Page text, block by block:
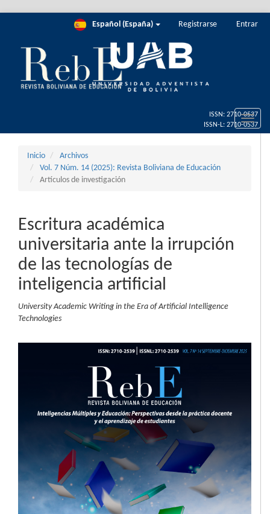
página
Barra
lateral
Español (España) Registrarse Entrar
Toggle
Inicio
Archivos
Vol. 7 Núm. 14 (2025): Revista Boliviana de Educación
Artículos de investigación
Escritura académica
universitaria ante la irrupción
de las tecnologías de
inteligencia artificial
University Academic Writing in the Era of Artificial Intelligence
Technologies
artículo